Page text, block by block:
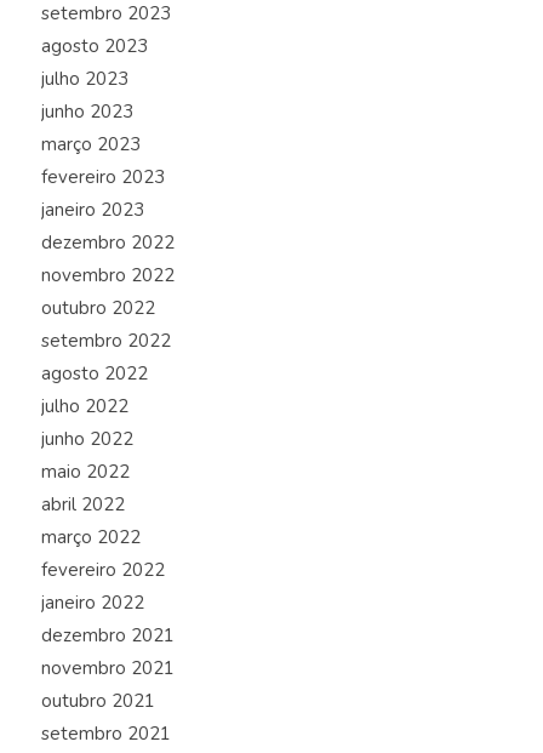
setembro 2023
agosto 2023
julho 2023
junho 2023
março 2023
fevereiro 2023
janeiro 2023
dezembro 2022
novembro 2022
outubro 2022
setembro 2022
agosto 2022
julho 2022
junho 2022
maio 2022
abril 2022
março 2022
fevereiro 2022
janeiro 2022
dezembro 2021
novembro 2021
outubro 2021
setembro 2021